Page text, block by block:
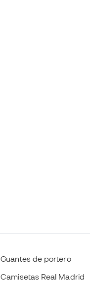
Guantes de portero
Camisetas Real Madrid